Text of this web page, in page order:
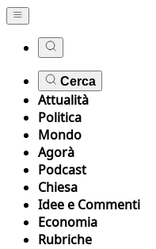
Cerca
Attualità
Politica
Mondo
Agorà
Podcast
Chiesa
Idee e Commenti
Economia
Rubriche